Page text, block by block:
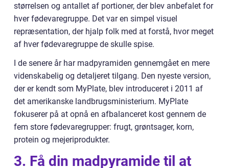
størrelsen og antallet af portioner, der blev anbefalet for
hver fødevaregruppe. Det var en simpel visuel
repræsentation, der hjalp folk med at forstå, hvor meget
af hver fødevaregruppe de skulle spise.
I de senere år har madpyramiden gennemgået en mere
videnskabelig og detaljeret tilgang. Den nyeste version,
der er kendt som MyPlate, blev introduceret i 2011 af
det amerikanske landbrugsministerium. MyPlate
fokuserer på at opnå en afbalanceret kost gennem de
fem store fødevaregrupper: frugt, grøntsager, korn,
protein og mejeriprodukter.
3. Få din madpyramide til at